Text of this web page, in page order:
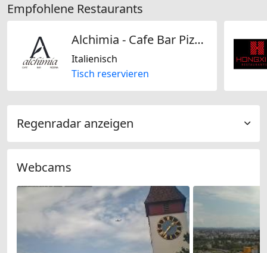
Empfohlene Restaurants
Alchimia - Cafe Bar Pizzeria Kloten
Italienisch
Tisch reservieren
Regenradar anzeigen
Webcams